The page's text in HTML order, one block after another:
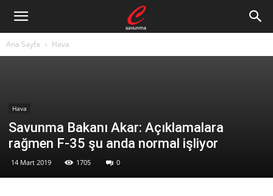
Ana Sayfa Hava
Hava
Savunma Bakanı Akar: Açıklamalara
rağmen F-35 şu anda normal işliyor
14 Mart 2019 1705 0